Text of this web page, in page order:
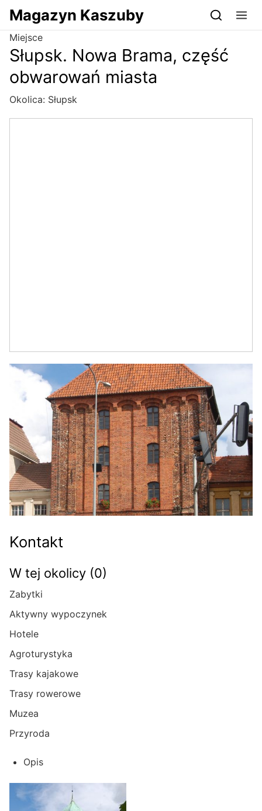
Przejdź do serwisu magazynkaszuby.pl
Magazyn Kaszuby
Miejsce
Słupsk. Nowa Brama, część
obwarowań miasta
Okolica: Słupsk
Kontakt
W tej okolicy (0)
Zabytki
Aktywny wypoczynek
Hotele
Agroturystyka
Trasy kajakowe
Trasy rowerowe
Muzea
Przyroda
Opis